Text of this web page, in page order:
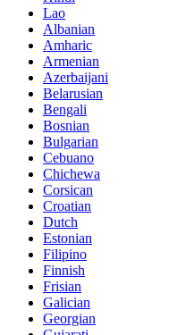
Lao
Albanian
Amharic
Armenian
Azerbaijani
Belarusian
Bengali
Bosnian
Bulgarian
Cebuano
Chichewa
Corsican
Croatian
Dutch
Estonian
Filipino
Finnish
Frisian
Galician
Georgian